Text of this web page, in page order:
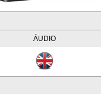
ÁUDIO